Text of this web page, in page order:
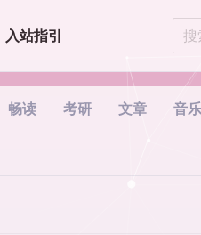
入站指引
畅读 考研 文章 音